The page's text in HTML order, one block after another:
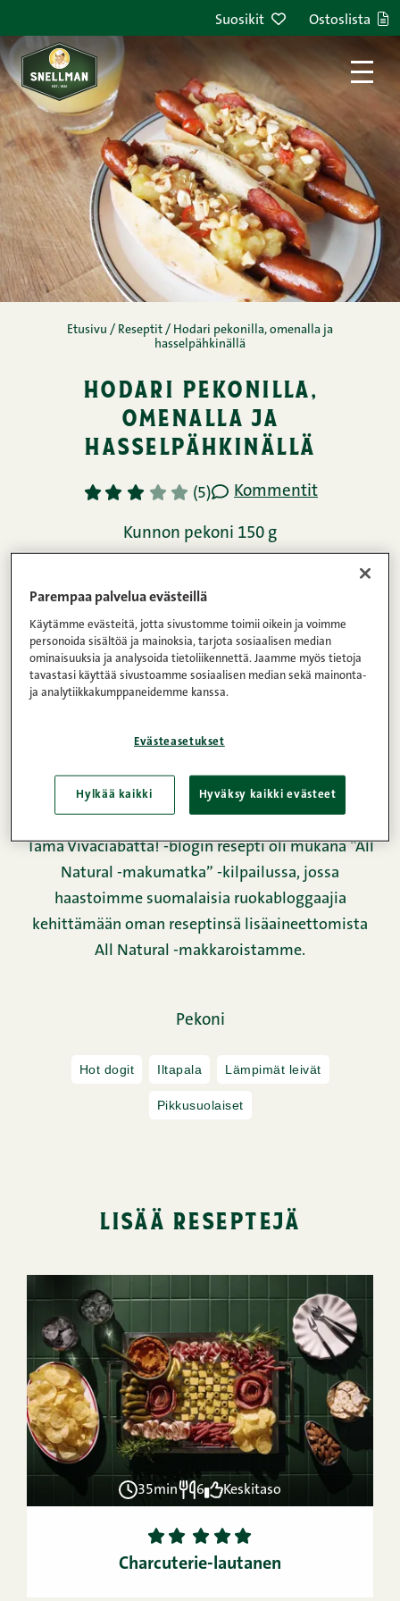
Suosikit Ostoslista
Etusivu / Reseptit / Hodari pekonilla, omenalla ja
hasselpähkinällä
hodari pekonilla,
omenalla ja
hasselpähkinällä
1 2 3 4 5 (5) Kommentit
Kunnon pekoni 150 g
Ainekset
Ravintosisältö
Tämä Vivaciabatta! -blogin resepti oli mukana “All
Natural -makumatka” -kilpailussa, jossa
haastoimme suomalaisia ruokabloggaajia
kehittämään oman reseptinsä lisäaineettomista
All Natural -makkaroistamme.
Pekoni
Hot dogit Iltapala Lämpimät leivät
Pikkusuolaiset
lisää reseptejä
35min 6 Keskitaso
1 2 3 4
5
Charcuterie-lautanen
Parempaa palvelua evästeillä
Käytämme evästeitä, jotta sivustomme toimii oikein ja voimme
personoida sisältöä ja mainoksia, tarjota sosiaalisen median
ominaisuuksia ja analysoida tietoliikennettä. Jaamme myös tietoja
tavastasi käyttää sivustoamme sosiaalisen median sekä mainonta-
ja analytiikkakumppaneidemme kanssa.
Evästeasetukset
Hylkää kaikki Hyväksy kaikki evästeet